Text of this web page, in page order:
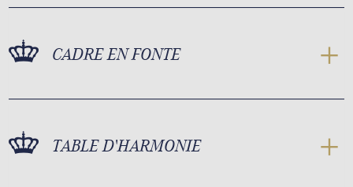
CADRE EN FONTE
TABLE D'HARMONIE